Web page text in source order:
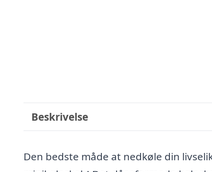
Beskrivelse
Den bedste måde at nedkøle din